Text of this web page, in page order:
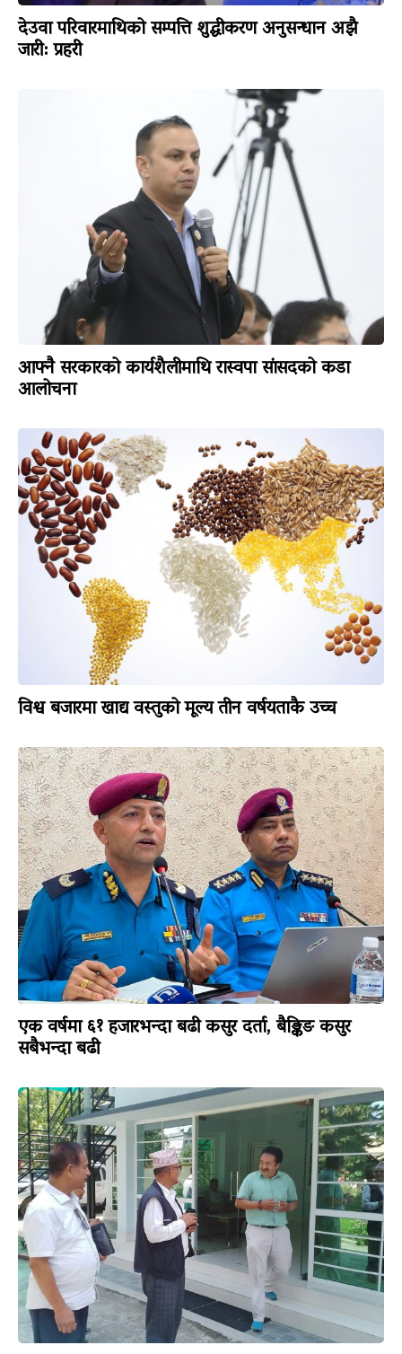
देउवा परिवारमाथिको सम्पत्ति शुद्धीकरण अनुसन्धान अझै
जारी: प्रहरी
आफ्नै सरकारको कार्यशैलीमाथि रास्वपा सांसदको कडा
आलोचना
विश्व बजारमा खाद्य वस्तुको मूल्य तीन वर्षयताकै उच्च
एक वर्षमा ६१ हजारभन्दा बढी कसुर दर्ता, बैङ्किङ कसुर
सबैभन्दा बढी